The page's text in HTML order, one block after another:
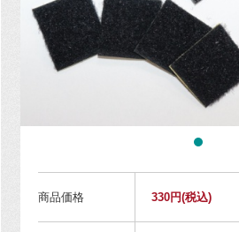
商品価格 330円(税込)